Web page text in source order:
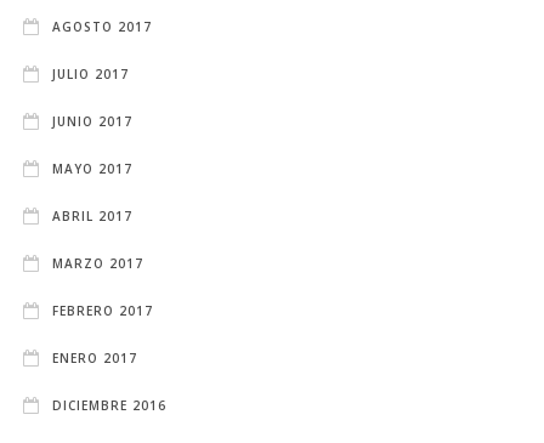
AGOSTO 2017
JULIO 2017
JUNIO 2017
MAYO 2017
ABRIL 2017
MARZO 2017
FEBRERO 2017
ENERO 2017
DICIEMBRE 2016